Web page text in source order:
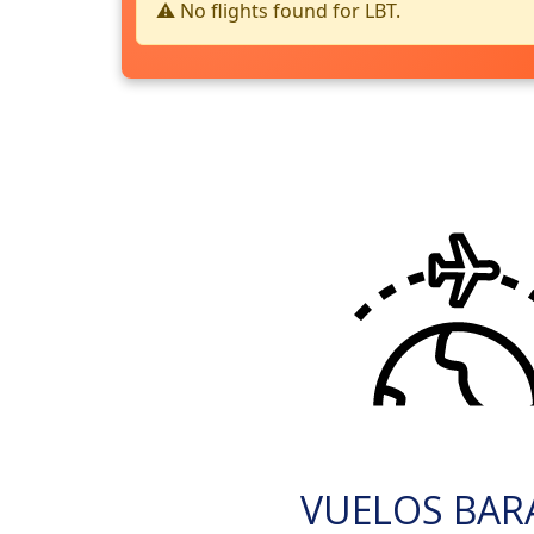
⚠️ No flights found for LBT.
VUELOS